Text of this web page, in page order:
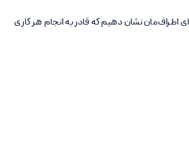
اطراف‌مان نشان دهیم که قادر به انجام هر کاری